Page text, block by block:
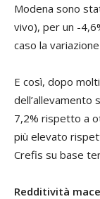
Modena sono
vivo), per un -
caso la
E così, dopo
dell’allevamento
7,2% rispetto a
più elevato
Crefis su base
Redditività